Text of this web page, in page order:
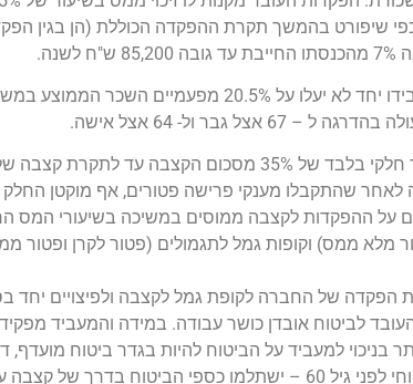
– זיכוי בשיעור של 35%. יודגש כי כפי שיפורט בהמשך תקרת ההפקדה
הממוצע במשק (כיום 13,928 ש"ח).
גבר ול- 64 אצל אישה.
שהתקבלו מענקי פרישה פטורים, אף מוקטן החלק
על ההפקדות לקצבה ממוסים במשיכה בשיעורי
שההפקדה תותר בניכוי למעביד על הביטוח להיות בגדר ביטוח